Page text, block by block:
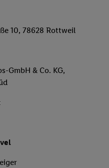
10, 78628 Rottweil
GmbH & Co. KG,